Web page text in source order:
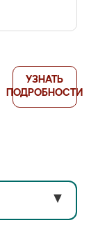
УЗНАТЬ
ПОДРОБНОСТИ
▼